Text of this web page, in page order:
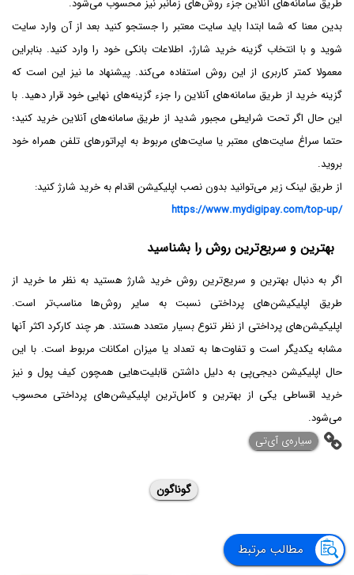
طریق سامانه‌های آنلاین جزء روش‌های زمانبر نیز محسوب می‌شود.
بدین معنا که شما ابتدا باید سایت معتبر را جستجو کنید بعد از آن وارد سایت
شوید و با انتخاب گزینه خرید شارژ، اطلاعات بانکی خود را وارد کنید. بنابراین
معمولا کمتر کاربری از این روش استفاده می‌کند. پیشنهاد ما نیز این است که
گزینه خرید از طریق سامانه‌های آنلاین را جزء گزینه‌های نهایی خود قرار دهید. با
این حال اگر تحت شرایطی مجبور شدید از طریق سامانه‌های آنلاین خرید کنید؛
حتما سراغ سایت‌های معتبر یا سایت‌های مربوط به اپراتورهای تلفن همراه خود
بروید.
از طریق لینک زیر می‌توانید بدون نصب اپلیکیشن اقدام به خرید شارژ کنید:
https://www.mydigipay.com/top-up/
بهترین و سریع‌ترین روش را بشناسید
اگر به دنبال بهترین و سریع‌ترین روش خرید شارژ هستید به نظر ما خرید از
طریق اپلیکیشن‌های پرداختی نسبت به سایر روش‌ها مناسب‌تر است.
اپلیکیشن‌های پرداختی از نظر تنوع بسیار متعدد هستند. هر چند کارکرد اکثر آنها
مشابه یکدیگر است و تفاوت‌ها به تعداد یا میزان امکانات مربوط است. با این
حال اپلیکیشن دیجی‌پی به دلیل داشتن قابلیت‌هایی همچون کیف پول و نیز
خرید اقساطی یکی از بهترین و کامل‌ترین اپلیکیشن‌های پرداختی محسوب
می‌شود.
‌سیاره‌ی آی‌تی
گوناگون
مطالب مرتبط